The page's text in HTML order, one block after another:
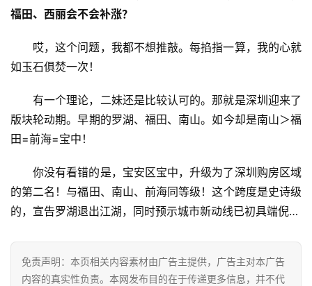
福田、西丽会不会补涨？
哎，这个问题，我都不想推敲。每掐指一算，我的心就
如玉石俱焚一次！
有一个理论，二妹还是比较认可的。那就是深圳迎来了
版块轮动期。早期的罗湖、福田、南山。如今却是南山＞福
田=前海=宝中！
你没有看错的是，宝安区宝中，升级为了深圳购房区域
的第二名！与福田、南山、前海同等级！这个跨度是史诗级
的，宣告罗湖退出江湖，同时预示城市新动线已初具端倪…
免责声明：本页相关内容素材由广告主提供，广告主对本广告
内容的真实性负责。本网发布目的在于传递更多信息，并不代